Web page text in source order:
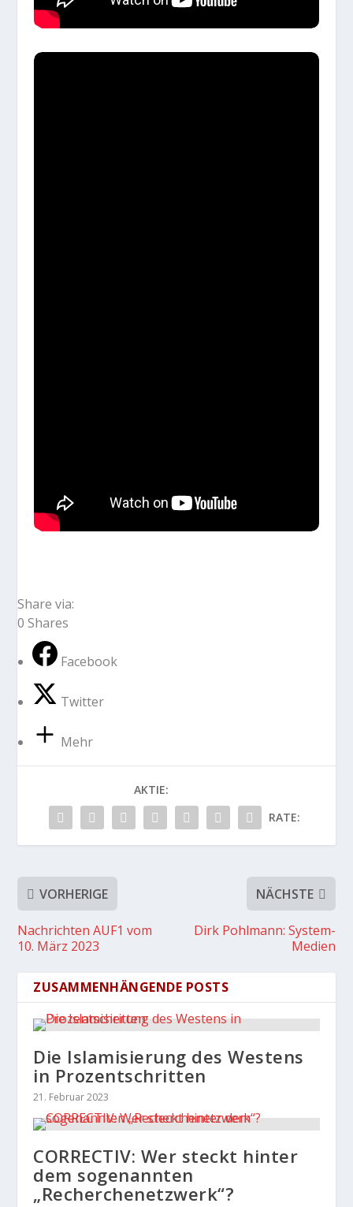
Share via:
0 Shares
Facebook
Twitter
Mehr
AKTIE:
RATE:
VORHERIGE
Nachrichten AUF1 vom
10. März 2023
NÄCHSTE
Dirk Pohlmann: System-
Medien
ZUSAMMENHÄNGENDE POSTS
Die Islamisierung des Westens
in Prozentschritten
21. Februar 2023
CORRECTIV: Wer steckt hinter
dem sogenannten
„Recherchenetzwerk“?